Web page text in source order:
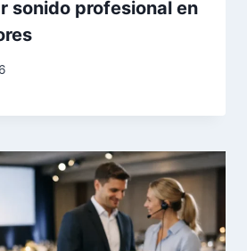
sonido profesional en